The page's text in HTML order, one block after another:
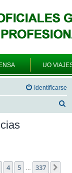
UO
Identificarse
337
4 5 … 337